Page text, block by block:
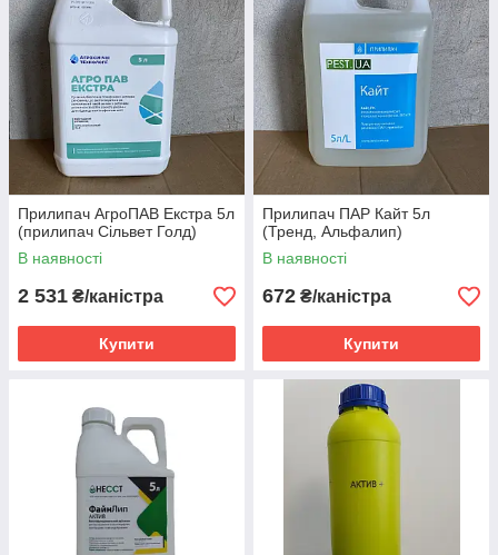
Консультанти нашого магазину завжди розкажуть вам про
критерії вибору прилипачів та способи застосування.
Допоможуть визначитися з вибором та підкажуть, яка країна-
виробник підійде саме вам – Україна чи Швейцарія. Ми
гарантуємо, що не залежно від країни вся наша продукція
якісна і має відповідні сертифікати, так що не хвилюйтеся
про ризик потрапити на підробку – ми дбаємо про вас та ваші
рослини і пропонуємо тільки краще!
Прилипач АгроПАВ Екстра 5л
(прилипач Сільвет Голд)
В наявності
2 531 ₴/каністра
Купити
Прилипач ПАР Кайт 5л
(Тренд, Альфалип)
В наявності
672 ₴/каністра
Купити